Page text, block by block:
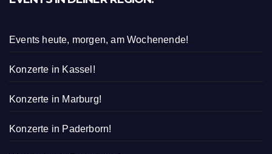
Events heute, morgen, am Wochenende!
Konzerte in Kassel!
Konzerte in Marburg!
Konzerte in Paderborn!